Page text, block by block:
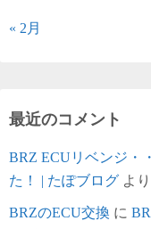
« 2月
最近のコメント
BRZ ECUリベンジ・
た！ | たぽブログ より
BRZのECU交換 に